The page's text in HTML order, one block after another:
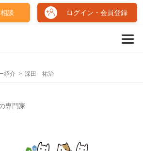
談 ログイン・会員登録
紹介 深田 祐治
専門家